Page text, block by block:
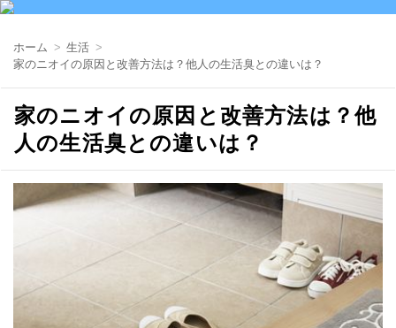
ホーム
生活
家のニオイの原因と改善方法は？他人の生活臭との違いは？
家のニオイの原因と改善方法は？他
人の生活臭との違いは？